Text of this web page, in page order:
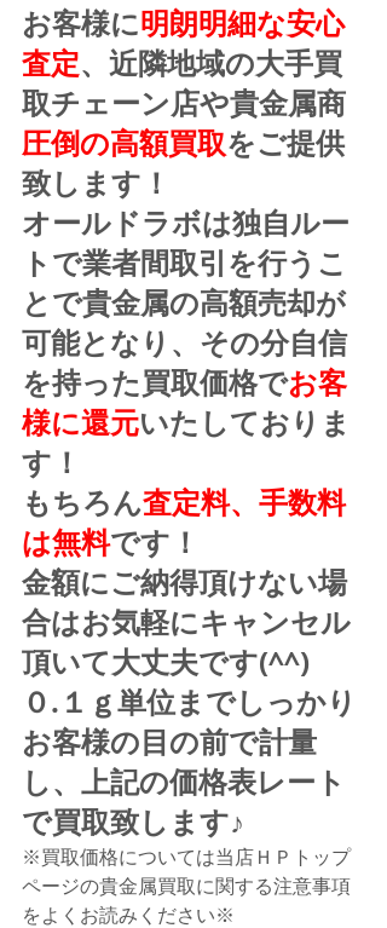
お客様に明朗明細な安心
査定、近隣地域の大手買
取チェーン店や貴金属商
圧倒の高額買取をご提供
致します！
オールドラボは独自ルー
トで業者間取引を行うこ
とで貴金属の高額売却が
可能となり、その分自信
を持った買取価格でお客
様に還元いたしておりま
す！
もちろん査定料、手数料
は無料です！
金額にご納得頂けない場
合はお気軽にキャンセル
頂いて大丈夫です(^^)
０.１ｇ単位までしっかり
お客様の目の前で計量
し、上記の価格表レート
で買取致します♪
※買取価格については当店ＨＰトップ
ページの貴金属買取に関する注意事項
をよくお読みください※